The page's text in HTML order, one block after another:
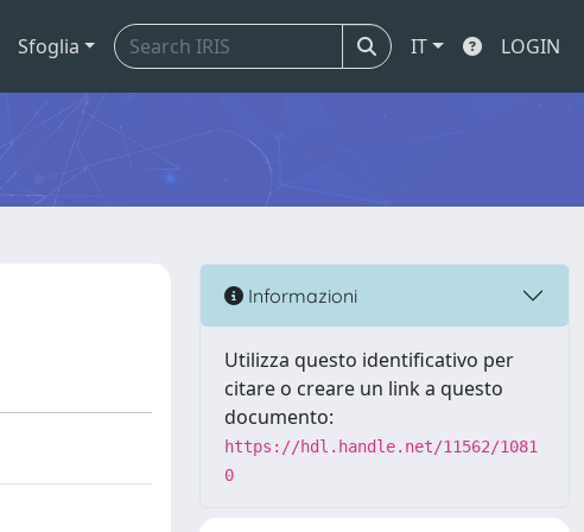
Sfoglia IT LOGIN
Informazioni
Utilizza questo identificativo per
citare o creare un link a questo
documento:
https://hdl.handle.net/11562/1081
0